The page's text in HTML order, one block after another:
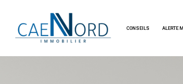
immobilier d'habitation
CONSEILS ALERTE
Voir les48annonces